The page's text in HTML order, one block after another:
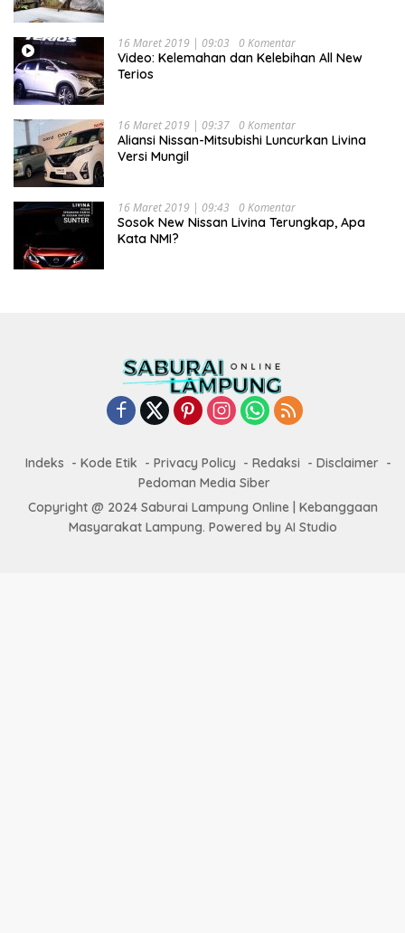
16 Maret 2019 | 09:03 0 Komentar
Video: Kelemahan dan Kelebihan All New
Terios
16 Maret 2019 | 09:37 0 Komentar
Aliansi Nissan-Mitsubishi Luncurkan Livina
Versi Mungil
16 Maret 2019 | 09:43 0 Komentar
Sosok New Nissan Livina Terungkap, Apa
Kata NMI?
Indeks Kode Etik Privacy Policy Redaksi
Disclaimer
Pedoman Media Siber
Copyright @ 2024 Saburai Lampung Online | Kebanggaan
Masyarakat Lampung. Powered by AI Studio